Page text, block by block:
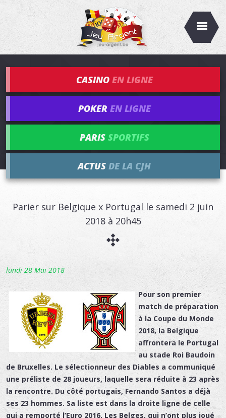
CASINO EN LIGNE
POKER EN LIGNE
PARIS SPORTIFS
ACTUS DE LA CJH
Parier sur Belgique x Portugal le samedi 2 juin
2018 à 20h45
lundi 28 Mai 2018
Pour son premier
match de préparation
à la Coupe du Monde
2018, la Belgique
affrontera le Portugal
au stade Roi Baudoin
de Bruxelles. Le sélectionneur des Diables a communiqué
une préliste de 28 joueurs, laquelle sera réduite à 23 après
la rencontre. Du côté portugais, Fernando Santos a déjà
ses 23 hommes. Sa liste est dans la droite ligne de celle
qui a remporté l’Euro 2016. Les Belges, qui n’ont plus joué